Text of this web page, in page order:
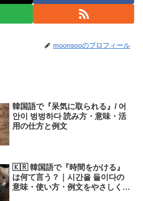
moonsooのプロフィール
韓国語で『呆気に取られる』/ 어
안이 벙벙하다 読み方・意味・活
用の仕方と例文
🇰🇷 韓国語で『時間をかける』
は何て言う？｜시간을 들이다の
意味・使い方・例文をやさしく解